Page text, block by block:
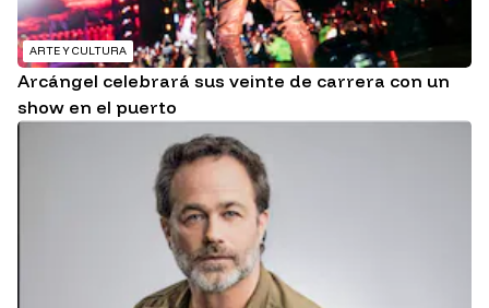
ARTE Y CULTURA
Arcángel celebrará sus veinte de carrera con un
show en el puerto